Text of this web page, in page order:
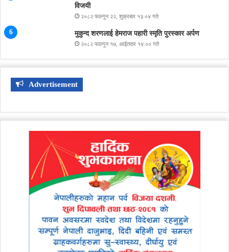
विजयी
२०८२ फाल्गुन २२, शुक्रबार १३:०४ गते
मुकुन्द शरणलाई हेमराज पहारी स्मृति पुरस्कार अर्पण
२०८२ फाल्गुन १७, आईतवार १४:०० गते
Advertisement